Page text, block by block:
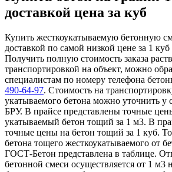
доставкой цена за куб
Купить жесткоукатываемую бетонную
доставкой по самой низкой цене за 1 куб
Получить полную стоимость заказа
транспортировкой на объект, можно
специалистам по номеру телефона
490-64-97. Стоимость на
укатываемого бетона можно уточнить у
БРУ. В прайсе представлены точные
укатываемый бетон тощий за 1 м3. В
точные цены на бетон тощий за 1 куб.
бетона тощего жесткоукатываемого от
ГОСТ-Бетон представлена в таблице.
бетонной смеси осуществляется от 1 м3